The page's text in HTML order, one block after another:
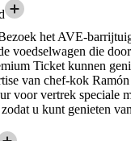
het AVE-
voedselwagen die
Ticket kunnen
van chef-kok
voor vertrek speciale
u kunt genieten